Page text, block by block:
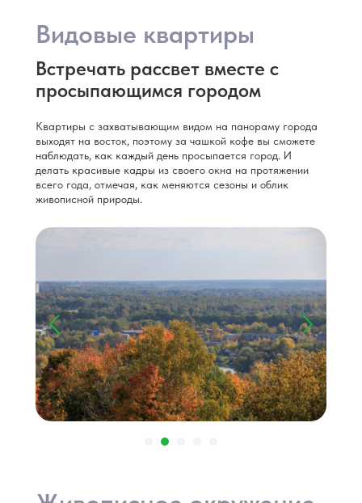
Квартиры с захватывающим видом на панораму города
выходят на восток, поэтому за чашкой кофе вы сможете
наблюдать, как каждый день просыпается город. И
делать красивые кадры из своего окна на протяжении
всего года, отмечая, как меняются сезоны и облик
живописной природы.
Видовые квартиры
Встречать рассвет вместе с
просыпающимся городом